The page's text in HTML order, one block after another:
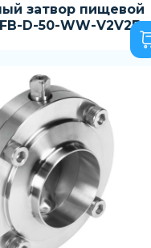
затвор пищевой
D-50-WW-V2V2E